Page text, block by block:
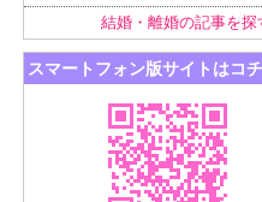
結婚・離婚の記事を探
スマートフォン版サイトはコ